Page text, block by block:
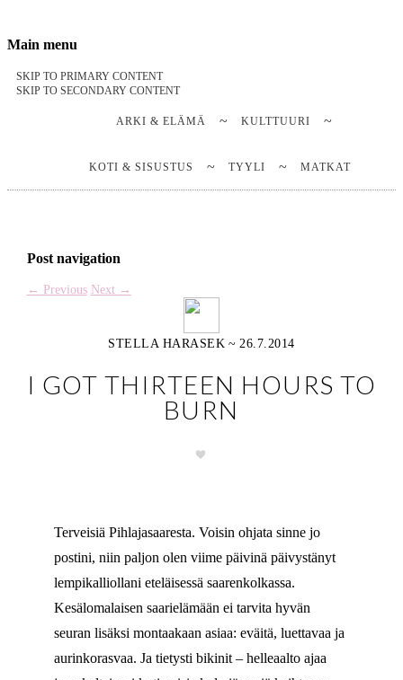
Notes on a life
Stella Harasek & Jarno Jussila
Main menu
SKIP TO PRIMARY CONTENT
SKIP TO SECONDARY CONTENT
ARKI & ELÄMÄ KULTTUURI
KOTI & SISUSTUS TYYLI MATKAT
Post navigation
← Previous Next →
STELLA HARASEK ~ 26.7.2014
I GOT THIRTEEN HOURS TO
BURN
Terveisiä Pihlajasaaresta. Voisin ohjata sinne jo
postini, niin paljon olen viime päivinä päivystänyt
lempikalliollani eteläisessä saarenkolkassa.
Kesälomalaisen saarielämään ei tarvita hyvän
seuran lisäksi montaakaan asiaa: eväitä, luettavaa ja
aurinkorasvaa. Ja tietysti bikinit – helleaalto ajaa